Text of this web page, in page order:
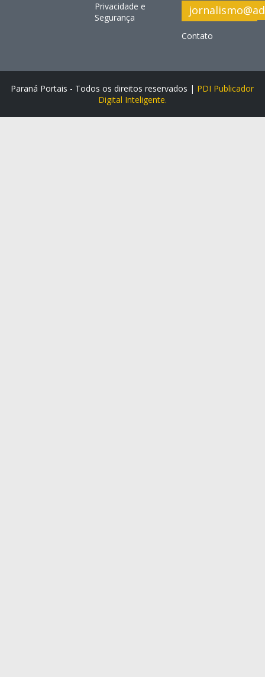
Privacidade e
Segurança
Contato
Paraná Portais - Todos os direitos reservados | PDI Publicador
Digital Inteligente.